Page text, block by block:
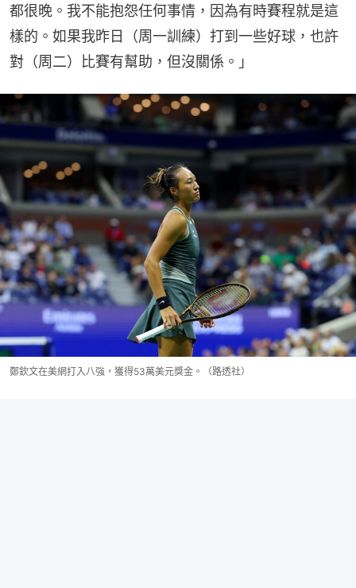
都很晚。我不能抱怨任何事情，因為有時賽程就是這
樣的。如果我昨日（周一訓練）打到一些好球，也許
對（周二）比賽有幫助，但沒關係。」
鄭欽文在美網打入八強，獲得53萬美元獎金。（路透社）